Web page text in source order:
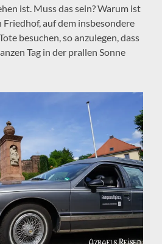
ist. Muss das sein? Warum ist
Friedhof, auf dem insbesondere
besuchen, so anzulegen, dass
Tag in der prallen Sonne